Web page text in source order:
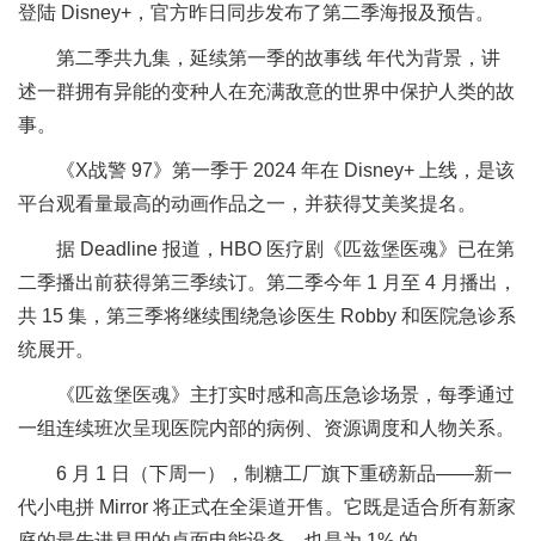
登陆 Disney+，官方昨日同步发布了第二季海报及预告。
第二季共九集，延续第一季的故事线 年代为背景，讲
述一群拥有异能的变种人在充满敌意的世界中保护人类的故
事。
《X战警 97》第一季于 2024 年在 Disney+ 上线，是该
平台观看量最高的动画作品之一，并获得艾美奖提名。
据 Deadline 报道，HBO 医疗剧《匹兹堡医魂》已在第
二季播出前获得第三季续订。第二季今年 1 月至 4 月播出，
共 15 集，第三季将继续围绕急诊医生 Robby 和医院急诊系
统展开。
《匹兹堡医魂》主打实时感和高压急诊场景，每季通过
一组连续班次呈现医院内部的病例、资源调度和人物关系。
6 月 1 日（下周一），制糖工厂旗下重磅新品——新一
代小电拼 Mirror 将正式在全渠道开售。它既是适合所有新家